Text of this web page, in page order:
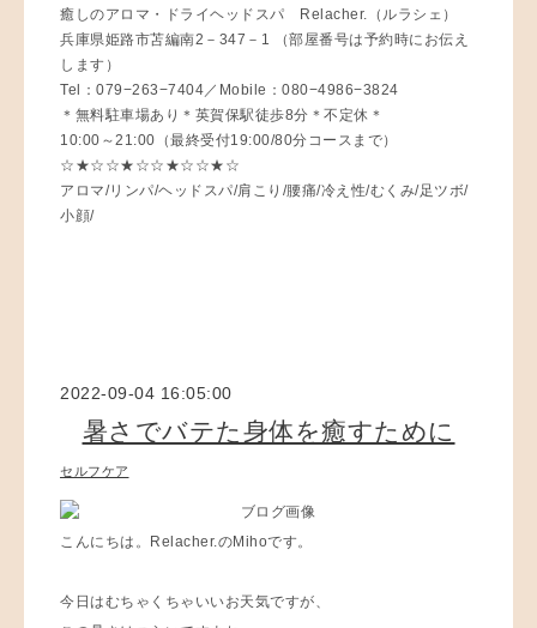
癒しのアロマ・ドライヘッドスパ Relacher.（ルラシェ）
兵庫県姫路市苫編南2－347－1 （部屋番号は予約時にお伝え
します）
Tel：079−263−7404／Mobile：080−4986−3824
＊無料駐車場あり＊英賀保駅徒歩8分＊不定休＊
10:00～21:00（最終受付19:00/80分コースまで）
☆★☆☆★☆☆★☆☆★☆
アロマ/リンパ/ヘッドスパ/肩こり/腰痛/冷え性/むくみ/足ツボ/
小顔/
2022-09-04 16:05:00
暑さでバテた身体を癒すために
セルフケア
こんにちは。Relacher.のMihoです。
今日はむちゃくちゃいいお天気ですが、